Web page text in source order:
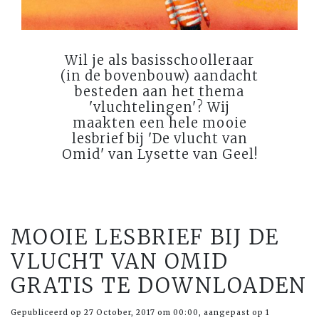
Wil je als basisschoolleraar
(in de bovenbouw) aandacht
besteden aan het thema
'vluchtelingen'? Wij
maakten een hele mooie
lesbrief bij 'De vlucht van
Omid' van Lysette van Geel!
MOOIE LESBRIEF BIJ DE
VLUCHT VAN OMID
GRATIS TE DOWNLOADEN
Gepubliceerd op 27 October, 2017 om 00:00, aangepast op 1